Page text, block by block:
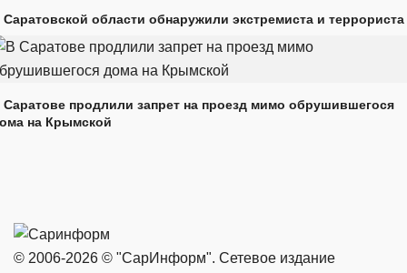
Саратовской области обнаружили экстремиста и террориста
Саратове продлили запрет на проезд мимо обрушившегося
на Крымской
© 2006-2026 © "СарИнформ". Сетевое издание